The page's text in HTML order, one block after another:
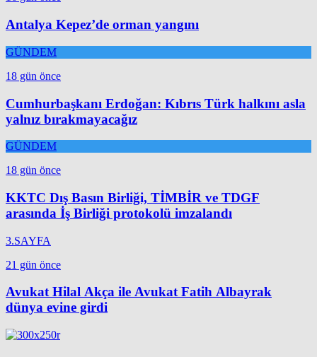
Antalya Kepez’de orman yangını
GÜNDEM
18 gün önce
Cumhurbaşkanı Erdoğan: Kıbrıs Türk halkını asla
yalnız bırakmayacağız
GÜNDEM
18 gün önce
KKTC Dış Basın Birliği, TİMBİR ve TDGF
arasında İş Birliği protokolü imzalandı
3.SAYFA
21 gün önce
Avukat Hilal Akça ile Avukat Fatih Albayrak
dünya evine girdi